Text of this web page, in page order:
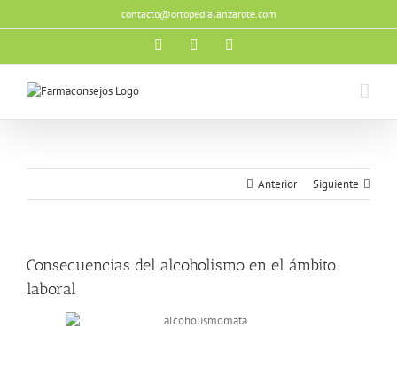
al
contacto@ortopedialanzarote.com
Facebook
Anterior Siguiente
Consecuencias del alcoholismo en el ámbito
laboral